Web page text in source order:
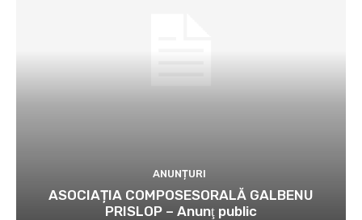
ANUNȚURI
ASOCIAȚIA COMPOSESORALĂ GALBENU
PRISLOP – Anunţ public